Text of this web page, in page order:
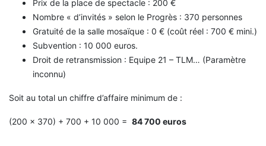
Prix de la place de spectacle : 200 €
Nombre « d’invités » selon le Progrès : 370 personnes
Gratuité de la salle mosaïque : 0 € (coût réel : 700 € mini.)
Subvention : 10 000 euros.
Droit de retransmission : Equipe 21 – TLM… (Paramètre
inconnu)
Soit au total un chiffre d’affaire minimum de :
(200 x 370) + 700 + 10 000 = 84 700 euros